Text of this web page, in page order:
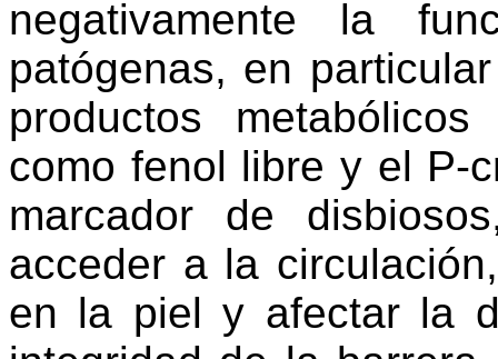
negativamente la
patógenas, en
productos
como fenol libre y el P-
marcador de
acceder a la
en la piel y afectar la